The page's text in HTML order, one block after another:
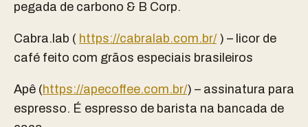
pegada de carbono & B Corp.
Cabra.lab ( https://cabralab.com.br/) – licor de
café feito com grãos especiais brasileiros
Apê (https://apecoffee.com.br/) – assinatura para
espresso. É espresso de barista na bancada de